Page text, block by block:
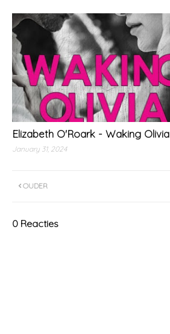
Elizabeth O'Roark - Waking Olivia
January 31, 2024
OUDER
0 Reacties